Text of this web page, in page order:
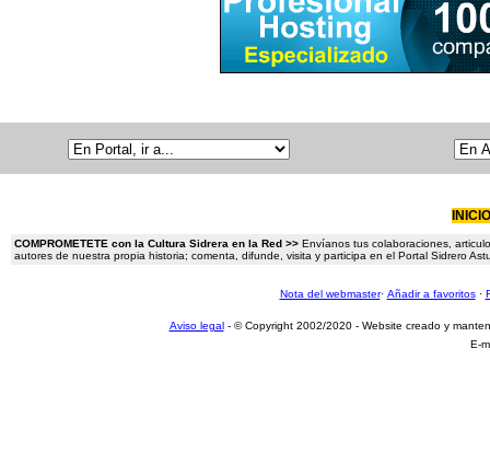
INICIO
COMPROMETETE con la Cultura Sidrera en la Red >> Envíanos tus colaboraciones,
autores de nuestra propia historia; comenta, difunde, visita y participa en el Portal Sidrero
Nota del webmaster· Añadir a favoritos·
Aviso legal- © Copyright 2002/2020 - Website creado y
E-